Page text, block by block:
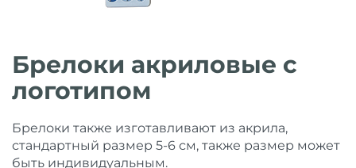
Брелоки акриловые с
логотипом
Брелоки также изготавливают из акрила,
стандартный размер 5-6 см, также размер может
быть индивидуальным.